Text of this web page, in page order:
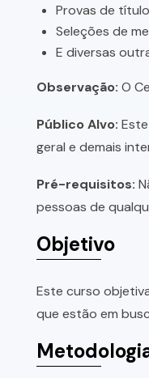
Provas de
Seleções de
E diversas
Observação: O
Público Alvo:
geral e demais
Pré-requisitos:
pessoas de
Objetivo
Este curso
que estão em